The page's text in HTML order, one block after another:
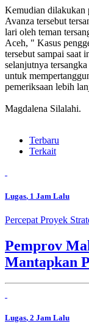
Kemudian dilakukan
Avanza tersebut
lari oleh teman
Aceh, " Kasus
tersebut sampai saat
selanjutnya
untuk
pemeriksaan lebih
Magdalena Silalahi.
Terbaru
Terkait
Lugas, 1 Jam Lalu
Percepat Proyek
Pemprov
Mantapkan
Lugas, 2 Jam Lalu